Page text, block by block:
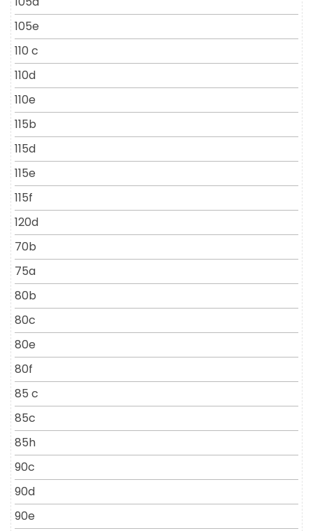
105e
110 c
110d
110e
115b
115d
115e
115f
120d
70b
75a
80b
80c
80e
80f
85 c
85c
85h
90c
90d
90e